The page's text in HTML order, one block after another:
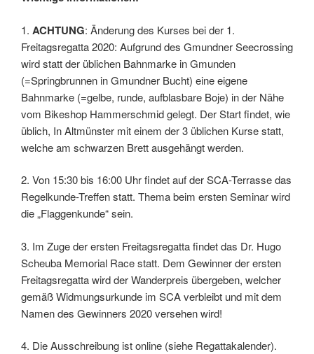
1. ACHTUNG: Änderung des Kurses bei der 1.
Freitagsregatta 2020: Aufgrund des Gmundner Seecrossing
wird statt der üblichen Bahnmarke in Gmunden
(=Springbrunnen in Gmundner Bucht) eine eigene
Bahnmarke (=gelbe, runde, aufblasbare Boje) in der Nähe
vom Bikeshop Hammerschmid gelegt. Der Start findet, wie
üblich, In Altmünster mit einem der 3 üblichen Kurse statt,
welche am schwarzen Brett ausgehängt werden.
2. Von 15:30 bis 16:00 Uhr findet auf der SCA-Terrasse das
Regelkunde-Treffen statt. Thema beim ersten Seminar wird
die „Flaggenkunde“ sein.
3. Im Zuge der ersten Freitagsregatta findet das Dr. Hugo
Scheuba Memorial Race statt. Dem Gewinner der ersten
Freitagsregatta wird der Wanderpreis übergeben, welcher
gemäß Widmungsurkunde im SCA verbleibt und mit dem
Namen des Gewinners 2020 versehen wird!
4. Die Ausschreibung ist online (siehe Regattakalender).